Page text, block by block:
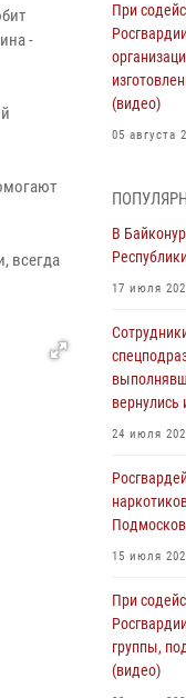
-
всегда
При
(видео)
05 августа
03 августа
03 августа
В
Офицер
стал
01 августа
31 июля
В
17 июля
24 июля
15 июля
При
группы,
(видео)